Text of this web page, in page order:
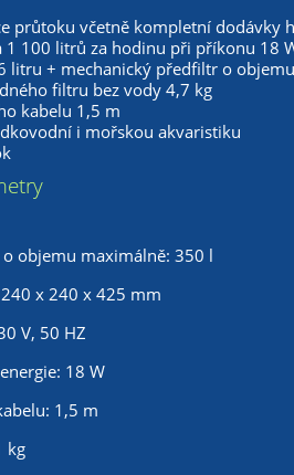
průtoku včetně kompletní dodávky
1 100 litrů za hodinu při příkonu 18
litru + mechanický předfiltr o
filtru bez vody 4,7 kg
kabelu 1,5 m
i mořskou akvaristiku
objemu maximálně: 350 l
x 240 x 425 mm
V, 50 HZ
18 W
1,5 m
kg